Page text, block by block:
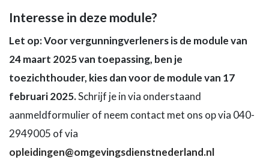
Interesse in deze module?
Let op: Voor vergunningverleners is de module van
24 maart 2025 van toepassing, ben je
toezichthouder, kies dan voor de module van 17
februari 2025.Schrijf je in via onderstaand
aanmeldformulier of neem contact met ons op via 040-
2949005 of via
opleidingen@omgevingsdienstnederland.nl